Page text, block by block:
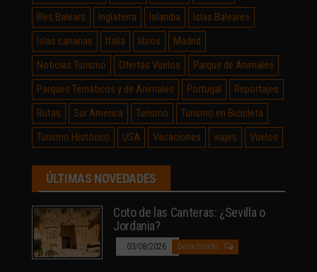
Illes Balears
Inglaterra Islandia
Islas Baleares
Islas canarias
Italia libros
Madrid
Noticias Turismo
Ofertas Vuelos
Parque de Animales
Parques Temáticos y de Animales
Portugal
Reportajes
Rutas
Sur América Turismo
Turismo en Bicicleta
Turismo Histórico
USA Vacaciones viajes Vuelos
ÚLTIMAS NOVEDADES
Coto de las Canteras: ¿Sevilla o
Jordania?
03/08/2026 Desactivado